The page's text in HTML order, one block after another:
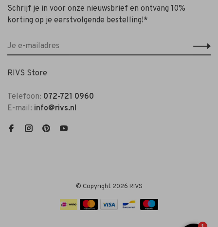
Schrijf je in voor onze nieuwsbrief en ontvang 10%
korting op je eerstvolgende bestelling!*
RIVS Store
Telefoon: 072-721 0960
E-mail: info@rivs.nl
© Copyright 2026 RIVS